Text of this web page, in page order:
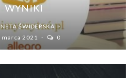
WYNIKI
ŚWIDERSKA
marca 2021
0